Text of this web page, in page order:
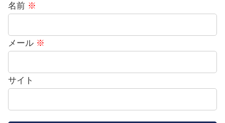
名前 ※
メール ※
サイト